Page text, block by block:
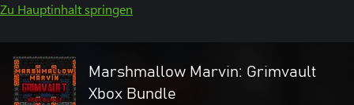
Zu Hauptinhalt springen
Marshmallow Marvin: Grimvault
Xbox Bundle